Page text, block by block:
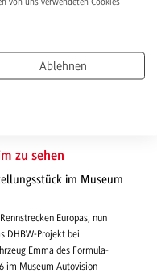
zu sehen
im Museum
Europas, nun
DHBW-Projekt bei
Emma des Formula-
im Museum Autovision
Ablehnen